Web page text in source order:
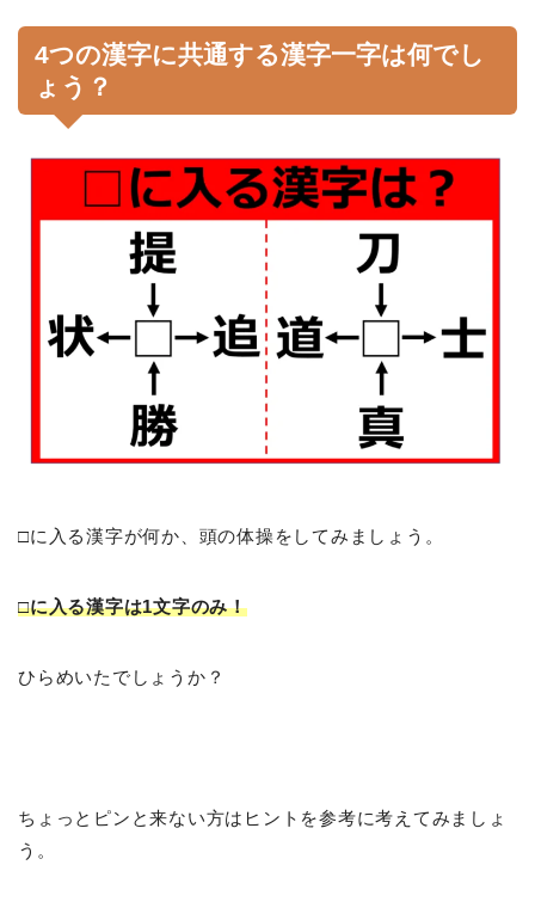
4つの漢字に共通する漢字一字は何でし
ょう？
□に入る漢字が何か、頭の体操をしてみましょう。
□に入る漢字は1文字のみ！
ひらめいたでしょうか？
ちょっとピンと来ない方はヒントを参考に考えてみましょ
う。